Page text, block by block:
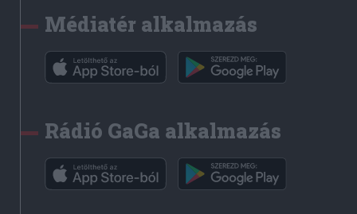
Médiatér alkalmazás
Rádió GaGa alkalmazás